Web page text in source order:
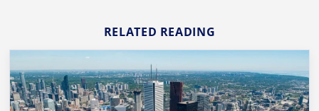
RELATED READING